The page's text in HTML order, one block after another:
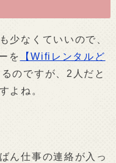
少なくていいので、
を
【Wifiレンタルど
のですが、2人だと
よね。
ん仕事の連絡が入っ